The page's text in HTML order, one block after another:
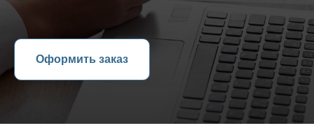
Оформить заказ